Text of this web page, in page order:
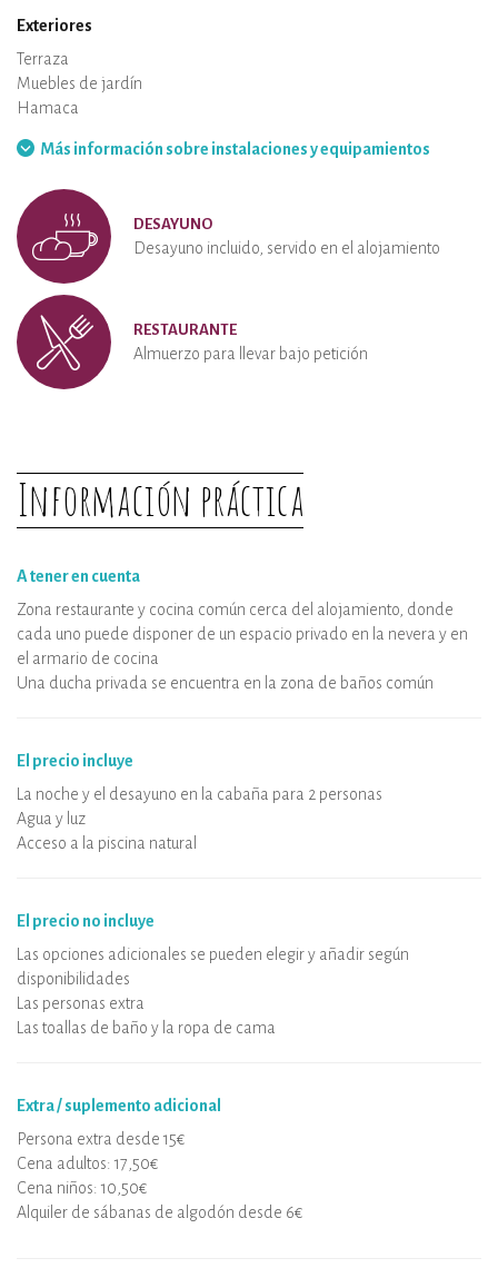
Exteriores
Terraza
Muebles de jardín
Barbacoa
Hamaca
Más información sobre instalaciones y equipamientos
DESAYUNO
Desayuno incluido, servido en el alojamiento
RESTAURANTE
Almuerzo para llevar bajo petición
Información práctica
A tener en cuenta
Zona restaurante y cocina común cerca del alojamiento, donde
cada uno puede disponer de un espacio privado en la nevera y en
el armario de cocina
Una ducha privada se encuentra en la zona de baños común
El precio incluye
La noche y el desayuno en la cabaña para 2 personas
Agua y luz
Acceso a la piscina natural
El precio no incluye
Las opciones adicionales se pueden elegir y añadir según
disponibilidades
Las personas extra
Las toallas de baño y la ropa de cama
Extra / suplemento adicional
Persona extra desde 15€
Cena adultos: 17,50€
Cena niños: 10,50€
Alquiler de sábanas de algodón desde 6€